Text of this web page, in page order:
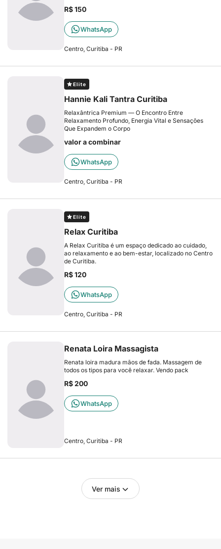
R$ 150
WhatsApp
Centro, Curitiba - PR
Elite
Hannie Kali Tantra Curitiba
Relaxântrica Premium — O Encontro Entre
Relaxamento Profundo, Energia Vital e Sensações
Que Expandem o Corpo
valor a combinar
WhatsApp
Centro, Curitiba - PR
Elite
Relax Curitiba
A Relax Curitiba é um espaço dedicado ao cuidado,
ao relaxamento e ao bem-estar, localizado no Centro
de Curitiba.
R$ 120
WhatsApp
Centro, Curitiba - PR
Renata Loira Massagista
Renata loira madura mãos de fada. Massagem de
todos os tipos para você relaxar. Vendo pack
R$ 200
WhatsApp
Centro, Curitiba - PR
Ver mais